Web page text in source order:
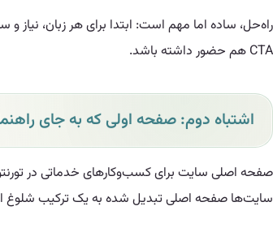
راه‌حل، ساده اما مهم است: ابتدا برای هر زبان، نیاز
CTA هم حضور داشته باشد.
اشتباه دوم: صفحه اولی که به جای
صفحه اصلی سایت برای کسب‌وکارهای خدماتی در
سایت‌ها صفحه اصلی تبدیل شده به یک ترکیب شلوغ